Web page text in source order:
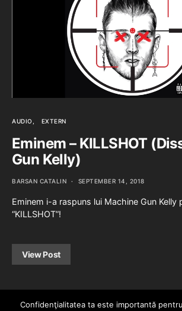
AUDIO EXTERN
Eminem – KILLSHOT
Gun Kelly)
BARSAN CATALIN SEPTEMBER 14, 2018
Eminem i-a raspuns lui Machine Gun Kelly
“KILLSHOT”!
View Post
Confidenţialitatea ta este importantă